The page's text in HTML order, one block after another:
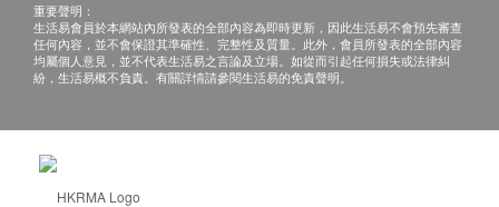
重要聲明：
生活易會員於本網站內所發表的全部內容為即時更新，因此生活易不會預先審查
任何內容，並不會保證其準確性、完整性及質量。此外，會員所發表的全部內容
均屬個人意見，並不代表生活易之言論及立場。如從而引起任何損失或法律糾
紛，生活易概不負責。有關詳情請參閱生活易的免責聲明。